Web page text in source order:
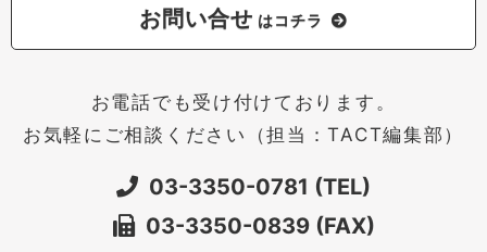
お問い合せ はコチラ
お電話でも受け付けております。
お気軽にご相談ください（担当：TACT編集部）
03-3350-0781 (TEL)
03-3350-0839 (FAX)